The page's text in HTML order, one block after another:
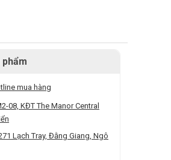
mua hàng
08, KĐT The Manor Central
Lạch Tray, Đằng Giang, Ngô